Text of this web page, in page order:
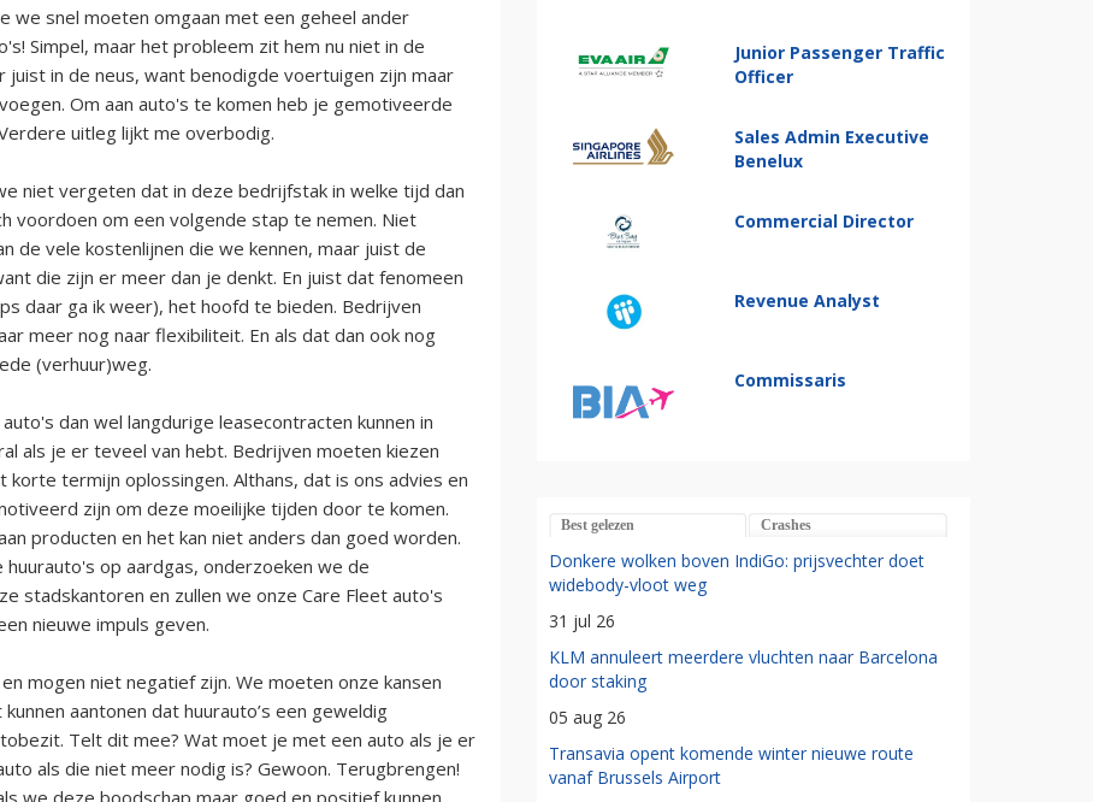
we snel moeten omgaan met een geheel ander
Simpel, maar het probleem zit hem nu niet in de
in de neus, want benodigde voertuigen zijn maar
Om aan auto's te komen heb je gemotiveerde
uitleg lijkt me overbodig.
niet vergeten dat in deze bedrijfstak in welke tijd dan
voordoen om een volgende stap te nemen. Niet
de vele kostenlijnen die we kennen, maar juist de
die zijn er meer dan je denkt. En juist dat fenomeen
daar ga ik weer), het hoofd te bieden. Bedrijven
meer nog naar flexibiliteit. En als dat dan ook nog
(verhuur)weg.
dan wel langdurige leasecontracten kunnen in
als je er teveel van hebt. Bedrijven moeten kiezen
termijn oplossingen. Althans, dat is ons advies en
zijn om deze moeilijke tijden door te komen.
producten en het kan niet anders dan goed worden.
op aardgas, onderzoeken we de
stadskantoren en zullen we onze Care Fleet auto's
nieuwe impuls geven.
mogen niet negatief zijn. We moeten onze kansen
aantonen dat huurauto’s een geweldig
Telt dit mee? Wat moet je met een auto als je er
als die niet meer nodig is? Gewoon. Terugbrengen!
we deze boodschap maar goed en positief kunnen
Junior Passenger Traffic
Officer
Sales Admin Executive
Benelux
Commercial Director
Revenue Analyst
Commissaris
Best gelezen Crashes
Donkere wolken boven IndiGo: prijsvechter doet
widebody-vloot weg
31 jul 26
KLM annuleert meerdere vluchten naar Barcelona
door staking
05 aug 26
Transavia opent komende winter nieuwe route
vanaf Brussels Airport